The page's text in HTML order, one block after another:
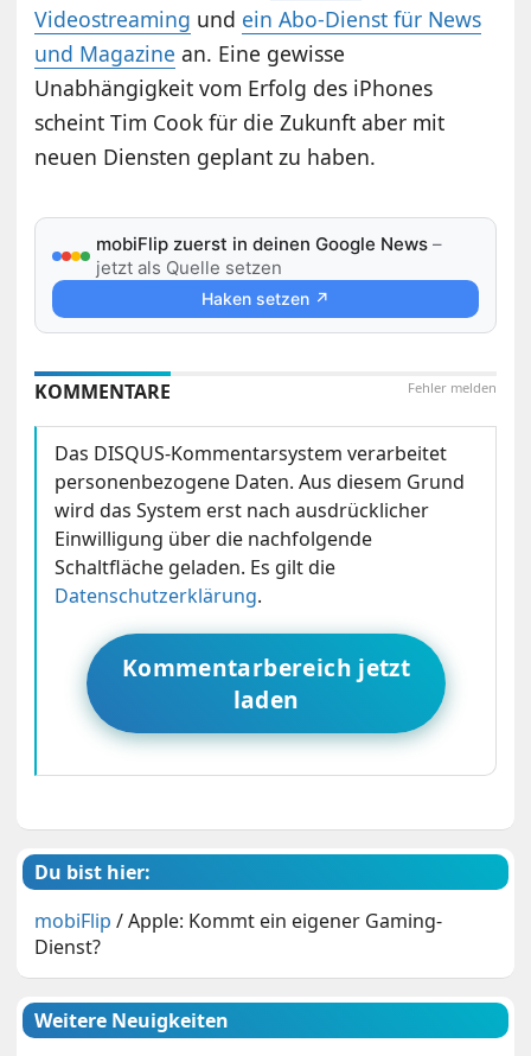
Videostreaming und ein Abo-Dienst für News
und Magazine an. Eine gewisse
Unabhängigkeit vom Erfolg des iPhones
scheint Tim Cook für die Zukunft aber mit
neuen Diensten geplant zu haben.
mobiFlip zuerst in deinen Google News –
jetzt als Quelle setzen
Haken setzen ↗
Fehler melden
KOMMENTARE
Das DISQUS-Kommentarsystem verarbeitet
personenbezogene Daten. Aus diesem Grund
wird das System erst nach ausdrücklicher
Einwilligung über die nachfolgende
Schaltfläche geladen. Es gilt die
Datenschutzerklärung.
Kommentarbereich jetzt
laden
Du bist hier:
mobiFlip /Apple: Kommt ein eigener Gaming-
Dienst?
Weitere Neuigkeiten